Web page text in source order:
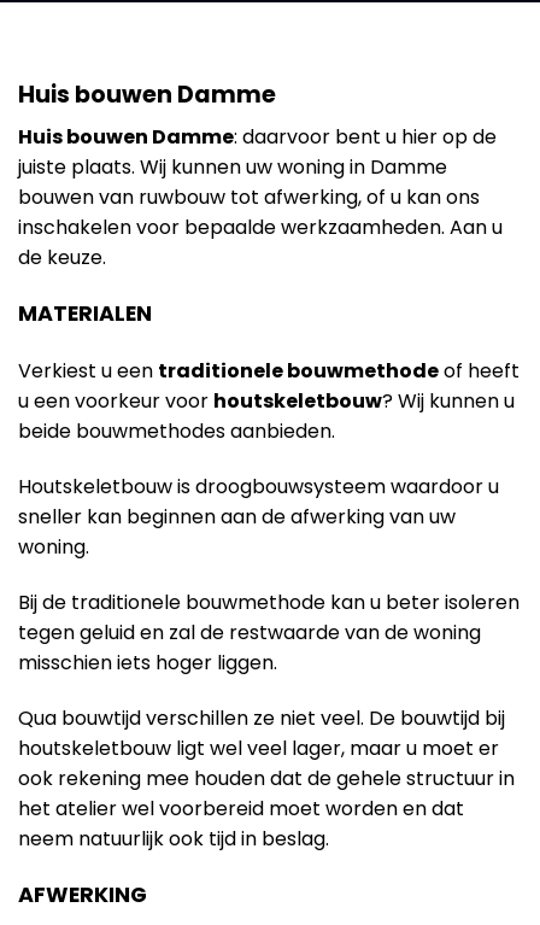
Huis bouwen Damme
Huis bouwen Damme: daarvoor bent u hier op de
juiste plaats. Wij kunnen uw woning in Damme
bouwen van ruwbouw tot afwerking, of u kan ons
inschakelen voor bepaalde werkzaamheden. Aan u
de keuze.
MATERIALEN
Verkiest u een traditionele bouwmethodeof heeft
u een voorkeur voor houtskeletbouw? Wij kunnen u
beide bouwmethodes aanbieden.
Houtskeletbouw is droogbouwsysteem waardoor u
sneller kan beginnen aan de afwerking van uw
woning.
Bij de traditionele bouwmethode kan u beter isoleren
tegen geluid en zal de restwaarde van de woning
misschien iets hoger liggen.
Qua bouwtijd verschillen ze niet veel. De bouwtijd bij
houtskeletbouw ligt wel veel lager, maar u moet er
ook rekening mee houden dat de gehele structuur in
het atelier wel voorbereid moet worden en dat
neem natuurlijk ook tijd in beslag.
AFWERKING